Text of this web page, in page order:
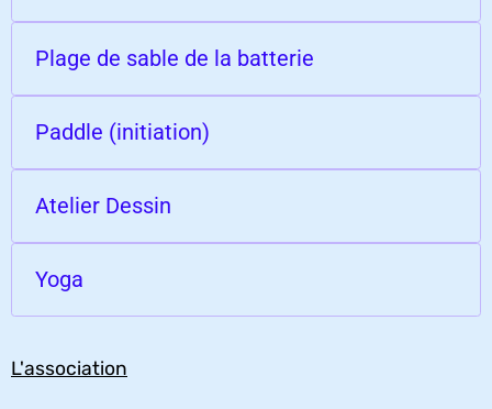
Plage de sable de la batterie
Paddle (initiation)
Atelier Dessin
Yoga
L'association